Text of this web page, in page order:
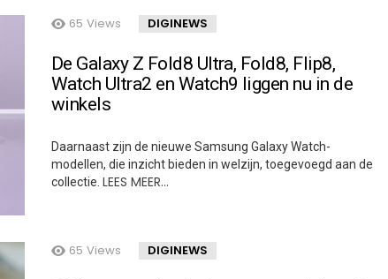
65 Views DIGINEWS
De Galaxy Z Fold8 Ultra, Fold8, Flip8,
Watch Ultra2 en Watch9 liggen nu in de
winkels
Daarnaast zijn de nieuwe Samsung Galaxy Watch-
modellen, die inzicht bieden in welzijn, toegevoegd aan de
collectie. LEES MEER…
65 Views DIGINEWS